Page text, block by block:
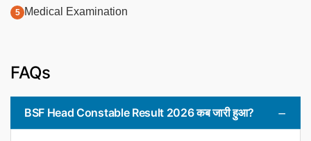
Medical Examination
FAQs
BSF Head Constable Result 2026 कब जारी हुआ?